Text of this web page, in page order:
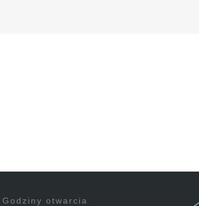
Godziny otwarcia